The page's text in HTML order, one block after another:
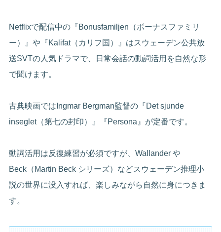
Netflixで配信中の『Bonusfamiljen（ボーナスファミリ
ー）』や『Kalifat（カリフ国）』はスウェーデン公共放
送SVTの人気ドラマで、日常会話の動詞活用を自然な形
で聞けます。
古典映画ではIngmar Bergman監督の『Det sjunde
inseglet（第七の封印）』『Persona』が定番です。
動詞活用は反復練習が必須ですが、Wallander や
Beck（Martin Beck シリーズ）などスウェーデン推理小
説の世界に没入すれば、楽しみながら自然に身につきま
す。